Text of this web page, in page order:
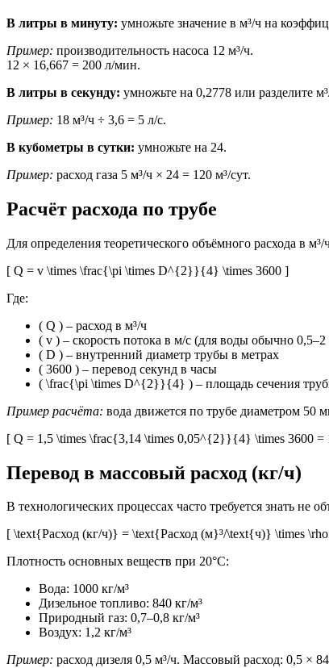
В литры в минуту: умножьте значение в м³/ч на
Пример: производительность насоса 12 м³/ч.
12 × 16,667 = 200 л/мин.
В литры в секунду: умножьте на 0,2778 или разделите
Пример: 18 м³/ч ÷ 3,6 = 5 л/с.
В кубометры в сутки: умножьте на 24.
Пример: расход газа 5 м³/ч × 24 = 120 м³/сут.
Расчёт расхода по трубе
Для определения теоретического объёмного расхода в
[ Q = v \times \frac{\pi \times D^{2}}{4} \times 3600 ]
Где:
( Q ) – расход в м³/ч
( v ) – скорость потока в м/с (для воды обычно
( D ) – внутренний диаметр трубы в метрах
( 3600 ) – перевод секунд в часы
( \frac{\pi \times D^{2}}{4} ) – площадь сечения
Пример расчёта: вода движется по трубе диаметром 50
[ Q = 1,5 \times \frac{3,14 \times 0,05^{2}}{4} \times 3600 =
Перевод в массовый расход (кг/ч)
В технологических процессах часто требуется знать не
[ \text{Расход (кг/ч)} = \text{Расход (м}³/\text{ч)} \times
Плотность основных веществ при 20°C:
Вода: 1000 кг/м³
Дизельное топливо: 840 кг/м³
Природный газ: 0,7–0,8 кг/м³
Воздух: 1,2 кг/м³
Пример: расход дизеля 0,5 м³/ч. Массовый расход: 0,5 ×